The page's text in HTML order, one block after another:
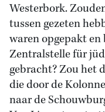
Westerbork.
tussen gezeten
waren opgepakt
Zentralstelle für
gebracht? Zou het
die door de
naar de